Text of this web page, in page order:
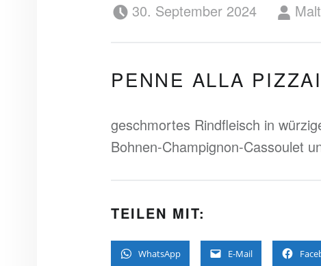
30. September 2024
PENNE ALLA
geschmortes Rindfleisch in
Bohnen-Champignon-Cassoulet
TEILEN MIT:
WhatsApp E-Mail